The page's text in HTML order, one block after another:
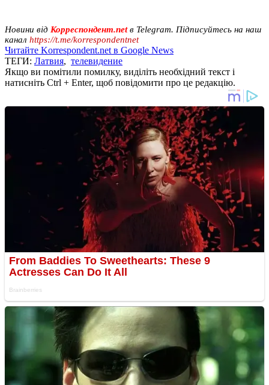
Новини від Корреспондент.netв Telegram. Підписуйтесь на наш
канал https://t.me/korrespondentnet
Читайте Korrespondent.net в Google News
ТЕГИ: Латвия, телевидение
Якщо ви помітили помилку, виділіть необхідний текст і
натисніть Ctrl + Enter, щоб повідомити про це редакцію.